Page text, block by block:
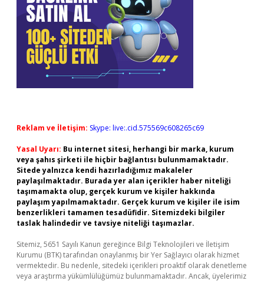
Reklam ve İletişim: Skype: live:.cid.575569c608265c69
Yasal Uyarı: Bu internet sitesi, herhangi bir marka, kurum
veya şahıs şirketi ile hiçbir bağlantısı bulunmamaktadır.
Sitede yalnızca kendi hazırladığımız makaleler
paylaşılmaktadır. Burada yer alan içerikler haber niteliği
taşımamakta olup, gerçek kurum ve kişiler hakkında
paylaşım yapılmamaktadır. Gerçek kurum ve kişiler ile isim
benzerlikleri tamamen tesadüfidir. Sitemizdeki bilgiler
taslak halindedir ve tavsiye niteliği taşımazlar.
Sitemiz, 5651 Sayılı Kanun gereğince Bilgi Teknolojileri ve İletişim
Kurumu (BTK) tarafından onaylanmış bir Yer Sağlayıcı olarak hizmet
vermektedir. Bu nedenle, sitedeki içerikleri proaktif olarak denetleme
veya araştırma yükümlülüğümüz bulunmamaktadır. Ancak, üyelerimiz